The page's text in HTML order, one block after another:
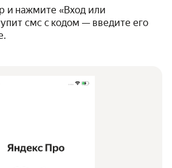
и нажмите «Вход или
смс с кодом — введите его